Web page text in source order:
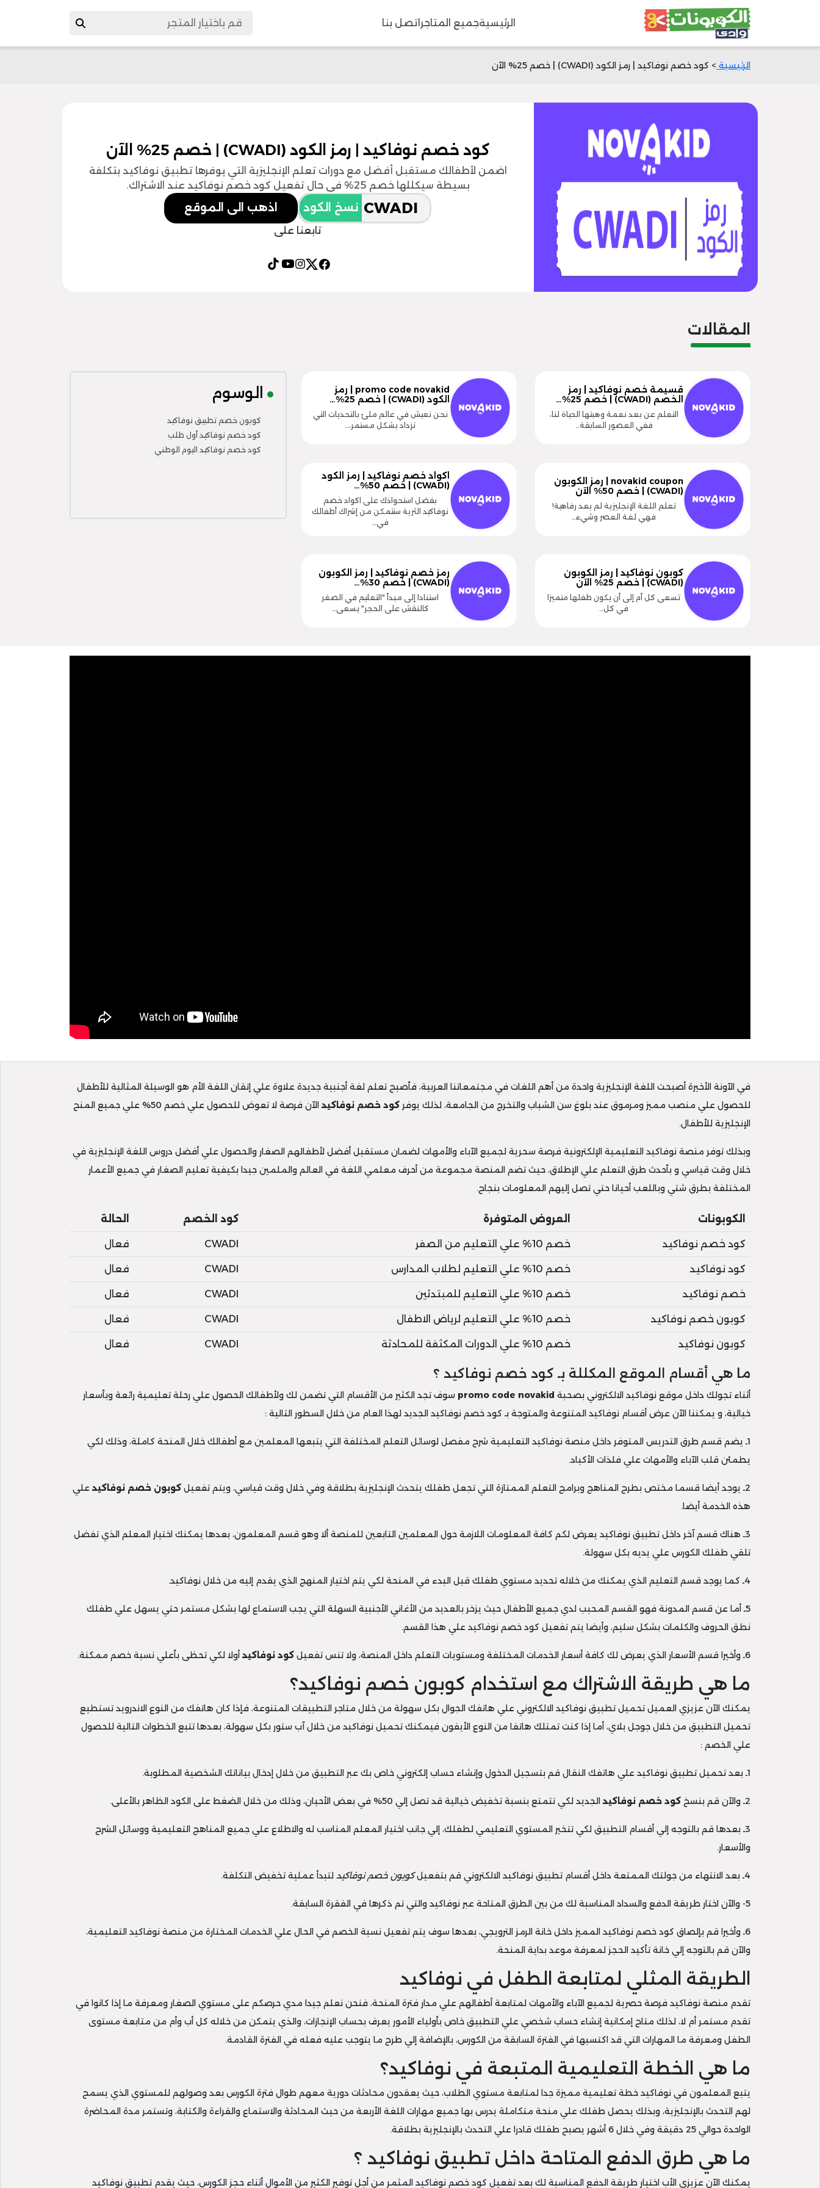
الرئيسيةجميع المتاجر اتصل بنا
الرئيسية > كود خصم نوفاكيد | رمز الكود (CWADI) | خصم 25% الآن
كود خصم نوفاكيد | رمز الكود (CWADI) | خصم 25% الآن
اضمن لأطفالك مستقبل أفضل مع دورات تعلم الإنجليزية التي يوفرها تطبيق نوفاكيد بتكلفة
بسيطة سيكللها خصم 25% في حال تفعيل كود خصم نوفاكيد عند الاشتراك.
نسخ الكود اذهب الى الموقع
تابعنا على
المقالات
قسيمة خصم نوفاكيد | رمز
الخصم (CWADI) | خصم 25%…
التعلم عن بعد نعمة وهبتها الحياة لنا،
ففي العصور السابقة…
promo code novakid | رمز
الكود (CWADI) | خصم 25%…
نحن نعيش في عالم ملئ بالتحديات التي
تزداد بشكل مستمر،…
novakid coupon | رمز الكوبون
(CWADI) | خصم 50% الآن
تعلم اللغة الإنجليزية لم يعد رفاهية!
فهي لغة العصر وشيء…
اكواد خصم نوفاكيد | رمز الكود
(CWADI) | خصم 50%…
بفضل استحواذك على اكواد خصم
نوفاكيد الثرية ستتمكن من إشراك أطفالك
في…
كوبون نوفاكيد | رمز الكوبون
(CWADI) | خصم 25% الآن
تسعى كل أم إلى أن يكون طفلها متميزا
في كل…
رمز خصم نوفاكيد | رمز الكوبون
(CWADI) | خصم 30%…
استنادا إلى مبدأ "التعليم في الصغر
كالنقش على الحجر" يسعى…
الوسوم
كوبون خصم تطبيق نوفاكيد
كود خصم نوفاكيد أول طلب
كود خصم نوفاكيد اليوم الوطني
في الآونة الأخيرة أصبحت اللغة الإنجليزية واحدة من أهم اللغات في مجتمعاتنا العربية، فأصبح تعلم لغة أجنبية جديدة علاوة علي إتقان اللغة الأم هو الوسيلة المثالية للأطفال
للحصول علي منصب مميز ومرموق عند بلوغ سن الشباب والتخرج من الجامعة، لذلك يوفر كود خصم نوفاكيد
الآن فرصة لا تعوض للحصول علي خصم 50% علي جميع المنح
الإنجليزية للأطفال.
وبذلك توفر منصة نوفاكيد التعليمية الإلكترونية فرصة سحرية لجميع الآباء والأمهات لضمان مستقبل أفضل لأطفالهم الصغار والحصول علي أفضل دروس اللغة الإنجليزية في
خلال وقت قياسي و بأحدث طرق التعلم علي الإطلاق، حيث تضم المنصة مجموعة من أحرف معلمي اللغة في العالم والملمين جيدا بكيفية تعليم الصغار في جميع الأعمار
المختلفة بطرق شتي وباللعب أحيانا حتي تصل إليهم المعلومات بنجاح.
الكوبونات العروض المتوفرة كود الخصم الحالة
كود خصم نوفاكيد خصم 10% علي التعليم من الصفر CWADI فعال
كود نوفاكيد خصم 10% علي التعليم لطلاب المدارس CWADI فعال
خصم نوفاكيد خصم 10% علي التعليم للمبتدئين CWADI فعال
كوبون خصم نوفاكيد خصم 10% علي التعليم لرياض الاطفال CWADI فعال
كوبون نوفاكيد خصم 10% علي الدورات المكثفة للمحادثة CWADI فعال
ما هي أقسام الموقع المكللة بـ كود خصم نوفاكيد ؟
أثناء تجولك داخل موقع نوفاكيد الالكتروني بصحبة promo code novakid سوف تجد الكثير من الأقسام التي تضمن لك ولأطفالك الحصول علي رحلة تعليمية رائعة وبأسعار
خيالية، و يمكننا الآن عرض أقسام نوفاكيد المتنوعة والمتوجة بـ كود خصم نوفاكيد الجديد لهذا العام من خلال السطور التالية :
1ـ يضم قسم طرق التدريس المتوفر داخل منصة نوفاكيد التعليمية شرح مفصل لوسائل التعلم المختلفة التي يتبعها المعلمين مع أطفالك خلال المنحة كاملة، وذلك لكي
يطمئن قلب الآباء والأمهات علي فلذات الأكباد.
2ـ يوجد أيضا قسما مختص بطرح المناهج وبرامج التعلم الممتازة التي تجعل طفلك يتحدث الإنجليزية بطلاقة وفي خلال وقت قياسي، ويتم تفعيل كوبون خصم نوفاكيد علي
هذه الخدمة أيضا.
3ـ هناك قسم آخر داخل تطبيق نوفاكيد يعرض لكم كافة المعلومات اللازمة حول المعلمين التابعين للمنصة ألا وهو قسم المعلمون، بعدها يمكنك اختيار المعلم الذي تفضل
تلقي طفلك الكورس علي يديه بكل سهولة.
4ـ كما يوجد قسم التعليم الذي يمكنك من خلاله تحديد مستوي طفلك قبل البدء في المنحة لكي يتم اختيار المنهج الذي يقدم إليه من خلال نوفاكيد.
5ـ أما عن قسم المدونة فهو القسم المحبب لدي جميع الأطفال حيث يزخر بالعديد من الأغاني الأجنبية السهلة التي يجب الاستماع لها بشكل مستمر حتي يسهل علي طفلك
نطق الحروف والكلمات بشكل سليم، وأيضا يتم تفعيل كود خصم نوفاكيد علي هذا القسم.
6ـ وأخيرا قسم الأسعار الذي يعرض لك كافة أسعار الخدمات المختلفة ومستويات التعلم داخل المنصة، ولا تنس تفعيل كود نوفاكيد أولا لكي تحظى بأعلي نسبة خصم ممكنة.
ما هي طريقة الاشتراك مع استخدام كوبون خصم نوفاكيد؟
يمكنك الآن عزيزي العميل تحميل تطبيق نوفاكيد الالكتروني علي هاتفك الجوال بكل سهولة من خلال متاجر التطبيقات المتنوعة، فإذا كان هاتفك من النوع الاندرويد تستطيع
تحميل التطبيق من خلال جوجل بلاي، أما إذا كنت تمتلك هاتفا من النوع الأيفون فيمكنك تحميل نوفاكيد من خلال آب ستور بكل سهولة، بعدها تتبع الخطوات التالية للحصول
علي الخصم :
1ـ بعد تحميل تطبيق نوفاكيد علي هاتفك النقال قم بتسجيل الدخول وإنشاء حساب إلكتروني خاص بك عبر التطبيق من خلال إدخال بياناتك الشخصية المطلوبة.
2ـ والآن قم بنسخ كود خصم نوفاكيد الجديد لكي تتمتع بنسبة تخفيض خيالية قد تصل إلي 50% في بعض الأحيان، وذلك من خلال الضغط على الكود الظاهر بالأعلى.
3ـ بعدها قم بالتوجه إلي أقسام التطبيق لكي تتخير المستوي التعليمي لطفلك، إلي جانب اختيار المعلم المناسب له والاطلاع علي جميع المناهج التعليمية ووسائل الشرح
والأسعار.
4ـ بعد الانتهاء من جولتك الممتعة داخل أقسام تطبيق نوفاكيد الالكتروني قم بتفعيل كوبون خصم نوفاكيد لتبدأ عملية تخفيض التكلفة.
5- والآن اختار طريقة الدفع والسداد المناسبة لك من بين الطرق المتاحة عبر نوفاكيد والتي تم ذكرها في الفقرة السابقة.
6ـ وأخيرا قم بإلصاق كود خصم نوفاكيد المميز داخل خانة الرمز الترويجي، بعدها سوف يتم تفعيل نسبة الخصم في الحال علي الخدمات المختارة من منصة نوفاكيد التعليمية،
والآن قم بالتوجه إلي خانة تأكيد الحجز لمعرفة موعد بداية المنحة.
الطريقة المثلي لمتابعة الطفل في نوفاكيد
تقدم منصة نوفاكيد فرصة حصرية لجميع الآباء والأمهات لمتابعة أطفالهم علي مدار فترة المنحة، فنحن نعلم جيدا مدي حرصكم على مستوي الصغار ومعرفة ما إذا كانوا في
تقدم مستمر أم لا، لذلك متاح إمكانية إنشاء حساب شخصي علي التطبيق خاص بأولياء الأمور يعرف بحساب الإنجازات، والذي يتمكن من خلاله كل أب وأم من متابعة مستوى
الطفل ومعرفة ما المهارات التي قد اكتسبها في الفترة السابقة من الكورس، بالإضافة إلي طرح ما يتوجب عليه فعله في الفترة القادمة.
ما هي الخطة التعليمية المتبعة في نوفاكيد؟
يتبع المعلمون في نوفاكيد خطة تعليمية مميزة جدا لمتابعة مستوي الطلاب، حيث يعقدون محادثات دورية معهم طوال فترة الكورس بعد وصولهم للمستوي الذي يسمح
لهم التحدث بالإنجليزية، وبذلك يحصل طفلك علي منحة متكاملة يدرس بها جميع مهارات اللغة الأربعة من حيث المحادثة والاستماع والقراءة والكتابة، وتستمر مدة المحاضرة
الواحدة حوالي 25 دقيقة وفي خلال 6 أشهر يصبح طفلك قادرا علي التحدث بالإنجليزية بطلاقة.
ما هي طرق الدفع المتاحة داخل تطبيق نوفاكيد ؟
يمكنك الآن عزيزي الأب اختيار طريقة الدفع المناسبة لك بعد تفعيل كود خصم نوفاكيد المثمر من أجل توفير الكثير من الأموال أثناء حجز الكورس، حيث يقدم تطبيق نوفاكيد